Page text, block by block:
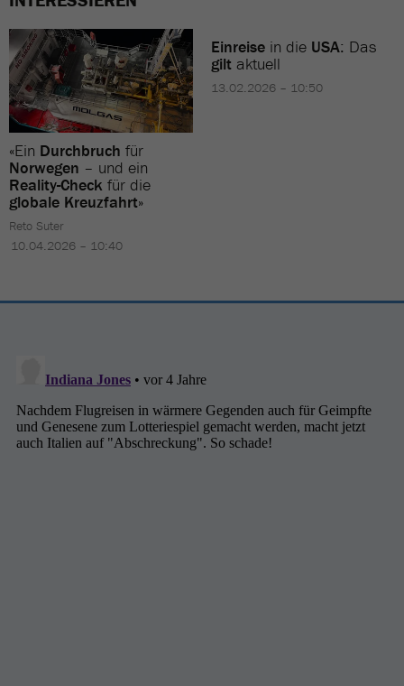
«Ein Durchbruch für
Norwegen – und ein
Reality-Check für die
globale Kreuzfahrt»
Reto Suter
10.04.2026 – 10:40
Einreise in die USA: Das
gilt aktuell
13.02.2026 – 10:50